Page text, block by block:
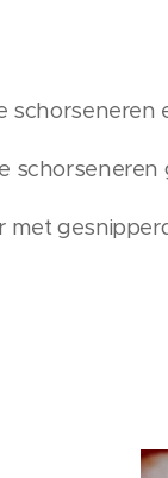
schorseneren
met